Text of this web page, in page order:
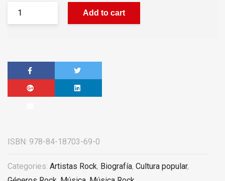
Add to cart
ISBN: 978-84-18703-69-0
Categories: Artistas Rock, Biografía, Cultura popular,